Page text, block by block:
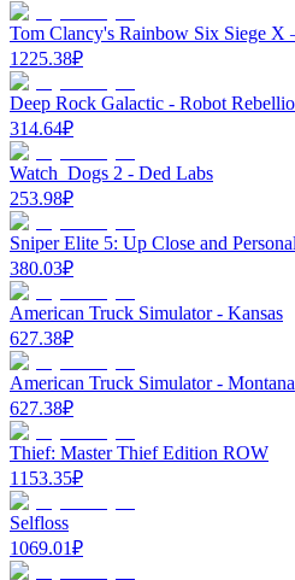
Tom Clancy's Rainbow Six Siege X
1225.38₽
Deep Rock Galactic - Robot
314.64₽
Watch_Dogs 2 - Ded Labs
253.98₽
Sniper Elite 5: Up Close and
380.03₽
American Truck Simulator - Kansas
627.38₽
American Truck Simulator - Montana
627.38₽
Thief: Master Thief Edition ROW
1153.35₽
Selfloss
1069.01₽